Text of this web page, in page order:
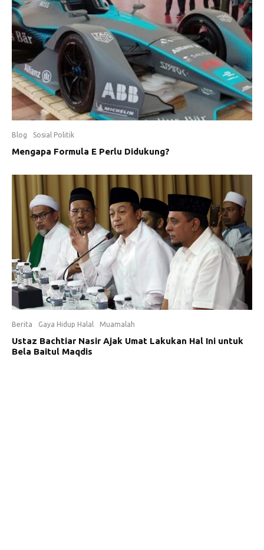
Blog Sosial Politik
Mengapa Formula E Perlu Didukung?
Berita Gaya Hidup Halal Muamalah
Ustaz Bachtiar Nasir Ajak Umat Lakukan Hal Ini untuk
Bela Baitul Maqdis